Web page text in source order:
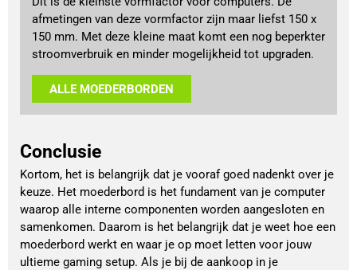
afmetingen van deze vormfactor zijn maar liefst 150 x
150 mm. Met deze kleine maat komt een nog beperkter
stroomverbruik en minder mogelijkheid tot upgraden.
ALLE MOEDERBORDEN
Conclusie
Kortom, het is belangrijk dat je vooraf goed nadenkt over je
keuze. Het moederbord is het fundament van je computer
waarop alle interne componenten worden aangesloten en
samenkomen. Daarom is het belangrijk dat je weet hoe een
moederbord werkt en waar je op moet letten voor jouw
ultieme gaming setup. Als je bij de aankoop in je